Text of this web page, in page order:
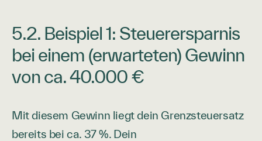
5.2. Beispiel 1: Steuerersparnis
bei einem (erwarteten) Gewinn
von ca. 40.000 €
Mit diesem Gewinn liegt dein Grenzsteuersatz
bereits bei ca. 37 %. Dein